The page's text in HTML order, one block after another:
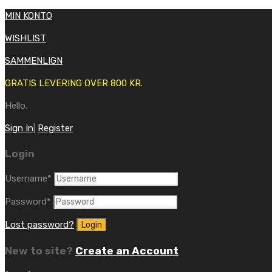
MIN KONTO
WISHLIST
SAMMENLIGN
GRATIS LEVERING OVER 800 KR.
Hello.
Sign In Register
Login
Username*
Password*
Lost password?
New to site? Create an Account